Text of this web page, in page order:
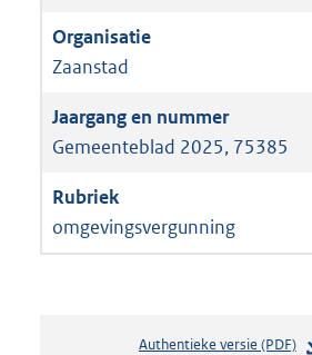
Zaanstad
Gemeenteblad 2025, 75385
omgevingsvergunning
Authentieke versie (PDF)b